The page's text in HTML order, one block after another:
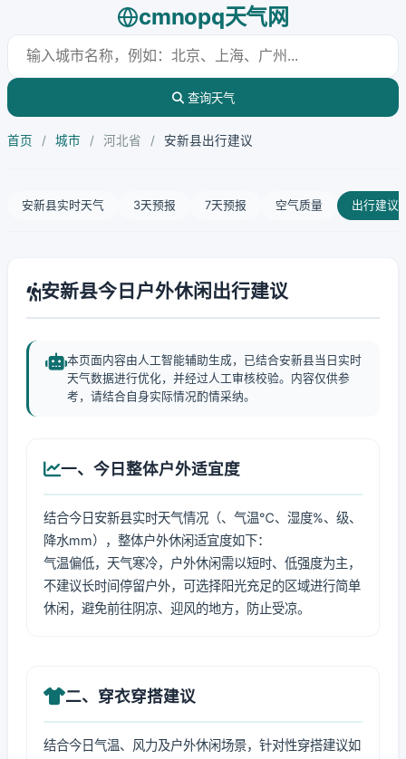
cmnopq天气网
查询天气
首页 / 城市 / 河北省 / 安新县出行建议
安新县实时天气 3天预报 7天预报 空气质量 出行建议
安新县今日户外休闲出行建议
本页面内容由人工智能辅助生成，已结合安新县当日实时
天气数据进行优化，并经过人工审核校验。内容仅供参
考，请结合自身实际情况酌情采纳。
一、今日整体户外适宜度
结合今日安新县实时天气情况（、气温℃、湿度%、级、
降水mm），整体户外休闲适宜度如下：
气温偏低，天气寒冷，户外休闲需以短时、低强度为主，
不建议长时间停留户外，可选择阳光充足的区域进行简单
休闲，避免前往阴凉、迎风的地方，防止受凉。
二、穿衣穿搭建议
结合今日气温、风力及户外休闲场景，针对性穿搭建议如